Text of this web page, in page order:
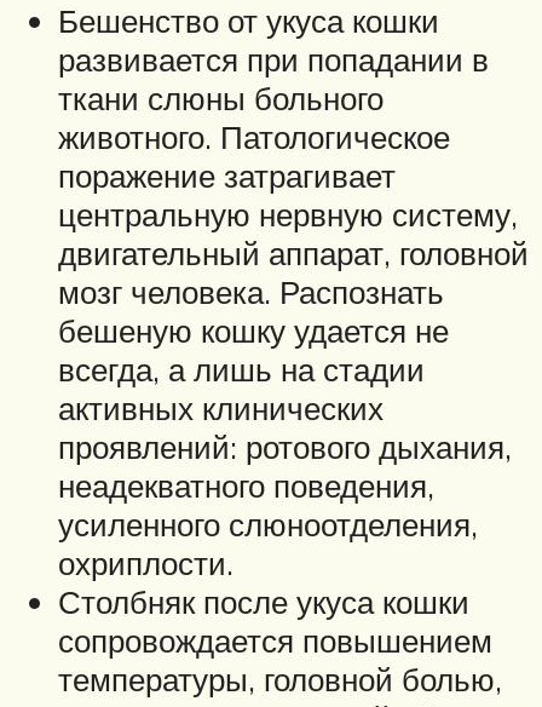
Бешенство от укуса кошки
развивается при попадании в
ткани слюны больного
животного. Патологическое
поражение затрагивает
центральную нервную систему,
двигательный аппарат, головной
мозг человека. Распознать
бешеную кошку удается не
всегда, а лишь на стадии
активных клинических
проявлений: ротового дыхания,
неадекватного поведения,
усиленного слюноотделения,
охриплости.
Столбняк после укуса кошки
сопровождается повышением
температуры, головной болью,